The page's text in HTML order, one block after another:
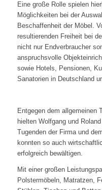
Eine große Rolle spielen
Möglichkeiten bei der
Beschaffenheit der Möbel.
resultierenden Freiheit bei
nicht nur Endverbraucher
anspruchsvolle
sowie Hotels, Pensionen,
Sanatorien in Deutschland
Entgegen dem allgemeinen
hielten Wolfgang und
Tugenden der Firma und
konnten so auch
erfolgreich bewältigen.
Mit einer großen
Polstermöbeln, Matratzen,